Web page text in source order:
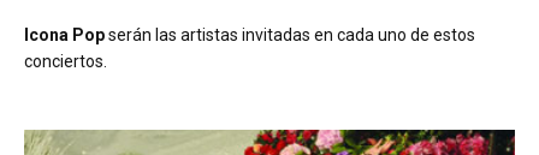
Icona Popserán las artistas invitadas en cada uno de estos
conciertos.